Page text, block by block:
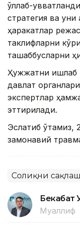
қўллаб-
стратегия ва
ҳаракатлар
таклифларни
ташаббусларни
Ҳужжатни ишлаб
давлат
экспертлар
эттирилади.
Эслатиб ўтамиз,
замонавий
Соғлиқни сақлаш
Бекабат
Муаллиф